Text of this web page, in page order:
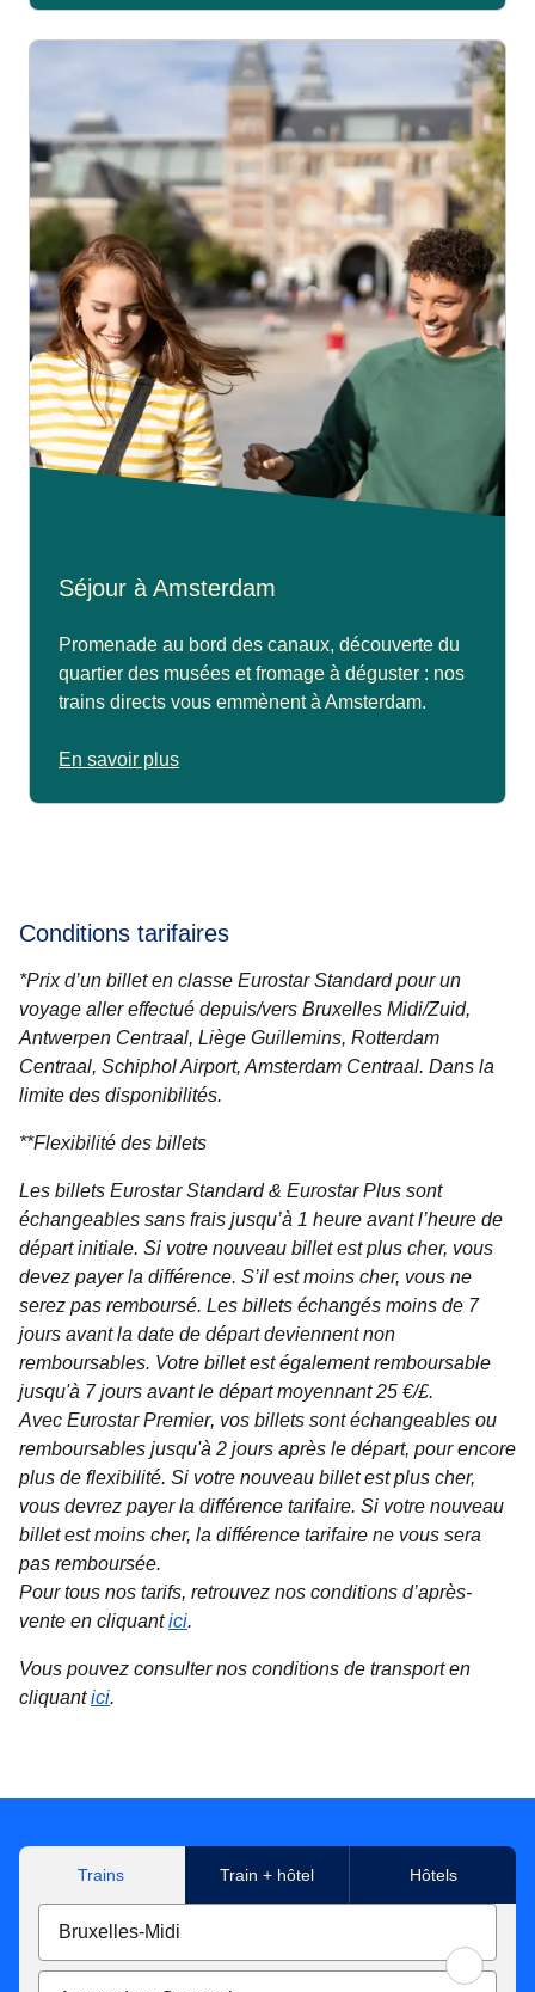
Séjour à Amsterdam
Promenade au bord des canaux, découverte du
quartier des musées et fromage à déguster : nos
trains directs vous emmènent à Amsterdam.
En savoir plus
Conditions tarifaires
*Prix d’un billet en classe Eurostar Standard pour un
voyage aller effectué depuis/vers Bruxelles Midi/Zuid,
Antwerpen Centraal, Liège Guillemins, Rotterdam
Centraal, Schiphol Airport, Amsterdam Centraal. Dans la
limite des disponibilités.
**Flexibilité des billets
Les billets Eurostar Standard & Eurostar Plus sont
échangeables sans frais jusqu’à 1 heure avant l’heure de
départ initiale. Si votre nouveau billet est plus cher, vous
devez payer la différence. S’il est moins cher, vous ne
serez pas remboursé. Les billets échangés moins de 7
jours avant la date de départ deviennent non
remboursables. Votre billet est également remboursable
jusqu'à 7 jours avant le départ moyennant 25 €/£.
Avec Eurostar Premier, vos billets sont échangeables ou
remboursables jusqu'à 2 jours après le départ, pour encore
plus de flexibilité. Si votre nouveau billet est plus cher,
vous devrez payer la différence tarifaire. Si votre nouveau
billet est moins cher, la différence tarifaire ne vous sera
pas remboursée.
Pour tous nos tarifs, retrouvez nos conditions d’après-
vente en cliquantici.
Vous pouvez consulter nos conditions de transport en
cliquantici.
Trains Train + hôtel Hôtels